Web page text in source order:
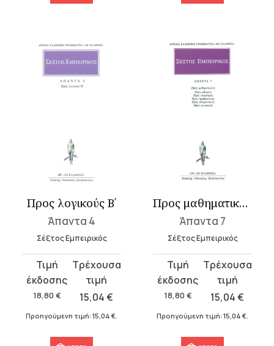
Προς λογικούς Β΄
Άπαντα 4
Σέξτος Εμπειρικός
18,80 €
Original
price
was:
18,80 €.
15,04€
τρέχουσα
τιμή
είναι:
Προηγούμενη τιμή: 15,04 €.
Προς μαθηματικούς: Προς ρήτορας, Προς γεωμέτρας, Προς αριθμητικού...
Άπαντα 7
Σέξτος Εμπειρικός
18,80 €
Original
price
was:
18,80 €.
15,04€
τρέχουσα
τιμή
είναι:
Προηγούμενη τιμή: 15,04 €.